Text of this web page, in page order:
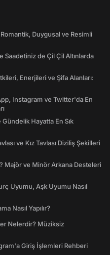
Duygusal ve Resimli
Saadetiniz de Çil Çil Altınlarda
Enerjileri ve Şifa Alanları:
Instagram ve Twitter'da En
Hayatta En Sık
ve Kız Tavlası Diziliş Şekilleri
Majör ve Minör Arkana Desteleri
Uyumu, Aşk Uyumu Nasıl
Nasıl Yapılır?
Nelerdir? Müziksiz
Giriş İşlemleri Rehberi